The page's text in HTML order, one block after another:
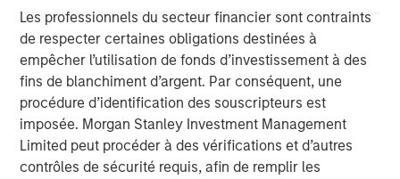
Les professionnels du secteur financier sont contraints
de respecter certaines obligations destinées à
empêcher l’utilisation de fonds d’investissement à des
fins de blanchiment d’argent. Par conséquent, une
procédure d’identification des souscripteurs est
imposée. Morgan Stanley Investment Management
Limited peut procéder à des vérifications et d’autres
contrôles de sécurité requis, afin de remplir les
Management strives to provide strong long-term
investment performance, outstanding service and a
comprehensive suite of investment management
solutions to a diverse client base, which includes
governments, institutions, corporations and individuals
worldwide. For further information about Morgan Stanley
Investment Management, please visit
www.morganstanley.com/im